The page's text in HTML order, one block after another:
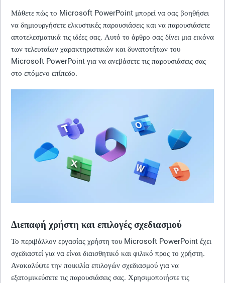
Μάθετε πώς το Microsoft PowerPoint μπορεί να σας βοηθήσει
να δημιουργήσετε ελκυστικές παρουσιάσεις και να παρουσιάσετε
αποτελεσματικά τις ιδέες σας. Αυτό το άρθρο σας δίνει μια εικόνα
των τελευταίων χαρακτηριστικών και δυνατοτήτων του
Microsoft PowerPoint για να ανεβάσετε τις παρουσιάσεις σας
στο επόμενο επίπεδο.
Διεπαφή χρήστη και επιλογές σχεδιασμού
Το περιβάλλον εργασίας χρήστη του Microsoft PowerPoint έχει
σχεδιαστεί για να είναι διαισθητικό και φιλικό προς το χρήστη.
Ανακαλύψτε την ποικιλία επιλογών σχεδιασμού για να
εξατομικεύσετε τις παρουσιάσεις σας. Χρησιμοποιήστε τις